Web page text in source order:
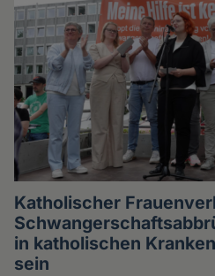
Katholischer
in katholischen
sein